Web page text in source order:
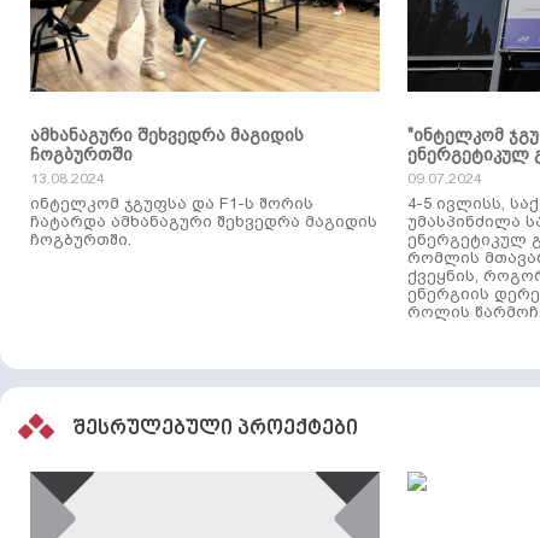
ამხანაგური შეხვედრა მაგიდის
ჩოგბურთში
13.08.2024
ინტელკომ ჯგუფსა და F1-ს შორის
ჩატარდა ამხანაგური შეხვედრა მაგიდის
ჩოგბურთში.
"ინტელკომ
ენერგეტიკულ
09.07.2024
4-5 ივლისს,
უმასპინძილა
ენერგეტიკულ
რომლის
ქვეყნის,
ენერგიის
როლის
შესრულებული პროექტები